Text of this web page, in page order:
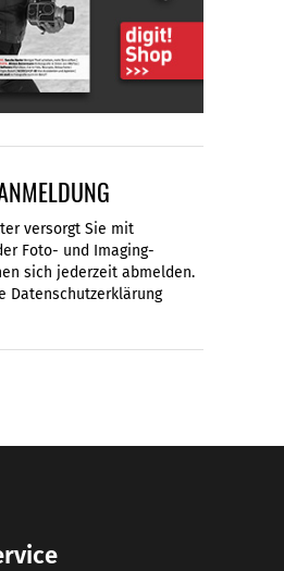
versorgt Sie mit
Foto- und Imaging-
sich jederzeit abmelden.
Datenschutzerklärung